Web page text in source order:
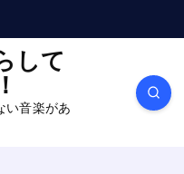
い音楽があ